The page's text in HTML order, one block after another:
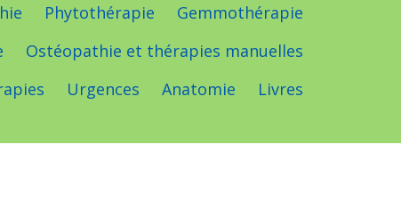
Phytothérapie
Gemmothérapie
Ostéopathie et thérapies manuelles
Urgences Anatomie Livres